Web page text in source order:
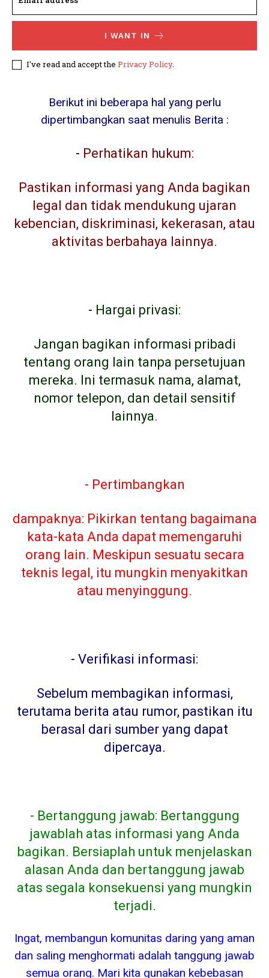
I WANT IN
I've read and accept the Privacy Policy.
Berikut ini beberapa hal yang perlu
dipertimbangkan saat menulis Berita :
- Perhatikan hukum:
Pastikan informasi yang Anda bagikan
legal dan tidak mendukung ujaran
kebencian, diskriminasi, kekerasan, atau
aktivitas berbahaya lainnya.
- Hargai privasi:
Jangan bagikan informasi pribadi
tentang orang lain tanpa persetujuan
mereka. Ini termasuk nama, alamat,
nomor telepon, dan detail sensitif
lainnya.
- Pertimbangkan
dampaknya: Pikirkan tentang bagaimana
kata-kata Anda dapat memengaruhi
orang lain. Meskipun sesuatu secara
teknis legal, itu mungkin menyakitkan
atau menyinggung.
- Verifikasi informasi:
Sebelum membagikan informasi,
terutama berita atau rumor, pastikan itu
berasal dari sumber yang dapat
dipercaya.
- Bertanggung jawab: Bertanggung
jawablah atas informasi yang Anda
bagikan. Bersiaplah untuk menjelaskan
alasan Anda dan bertanggung jawab
atas segala konsekuensi yang mungkin
terjadi.
Ingat, membangun komunitas daring yang aman
dan saling menghormati adalah tanggung jawab
semua orang. Mari kita gunakan kebebasan